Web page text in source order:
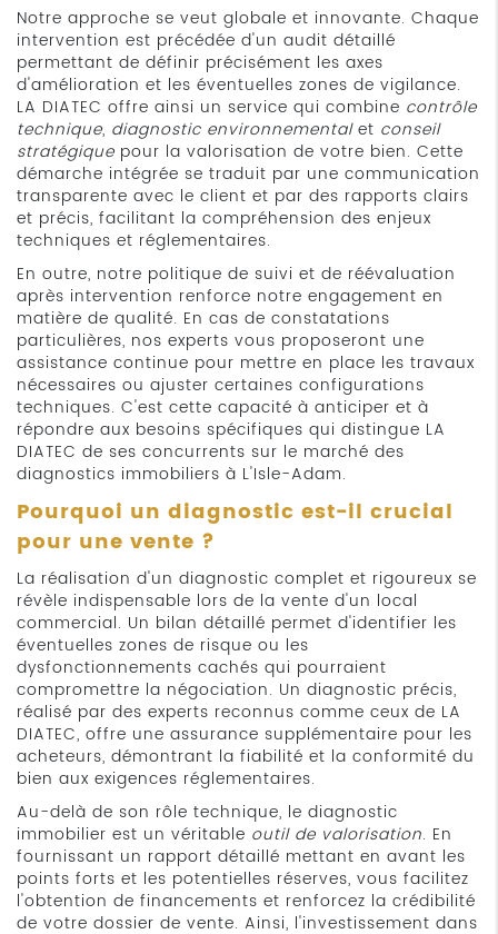
Notre approche se veut globale et innovante. Chaque
intervention est précédée d'un audit détaillé
permettant de définir précisément les axes
d'amélioration et les éventuelles zones de vigilance.
LA DIATEC offre ainsi un service qui combine contrôle
technique, diagnostic environnementalet conseil
stratégique pour la valorisation de votre bien. Cette
démarche intégrée se traduit par une communication
transparente avec le client et par des rapports clairs
et précis, facilitant la compréhension des enjeux
techniques et réglementaires.
En outre, notre politique de suivi et de réévaluation
après intervention renforce notre engagement en
matière de qualité. En cas de constatations
particulières, nos experts vous proposeront une
assistance continue pour mettre en place les travaux
nécessaires ou ajuster certaines configurations
techniques. C'est cette capacité à anticiper et à
répondre aux besoins spécifiques qui distingue LA
DIATEC de ses concurrents sur le marché des
diagnostics immobiliers à L'Isle-Adam.
Pourquoi un diagnostic est-il crucial
pour une vente ?
La réalisation d'un diagnostic complet et rigoureux se
révèle indispensable lors de la vente d'un local
commercial. Un bilan détaillé permet d'identifier les
éventuelles zones de risque ou les
dysfonctionnements cachés qui pourraient
compromettre la négociation. Un diagnostic précis,
réalisé par des experts reconnus comme ceux de LA
DIATEC, offre une assurance supplémentaire pour les
acheteurs, démontrant la fiabilité et la conformité du
bien aux exigences réglementaires.
Au-delà de son rôle technique, le diagnostic
immobilier est un véritable outil de valorisation. En
fournissant un rapport détaillé mettant en avant les
points forts et les potentielles réserves, vous facilitez
l'obtention de financements et renforcez la crédibilité
de votre dossier de vente. Ainsi, l'investissement dans